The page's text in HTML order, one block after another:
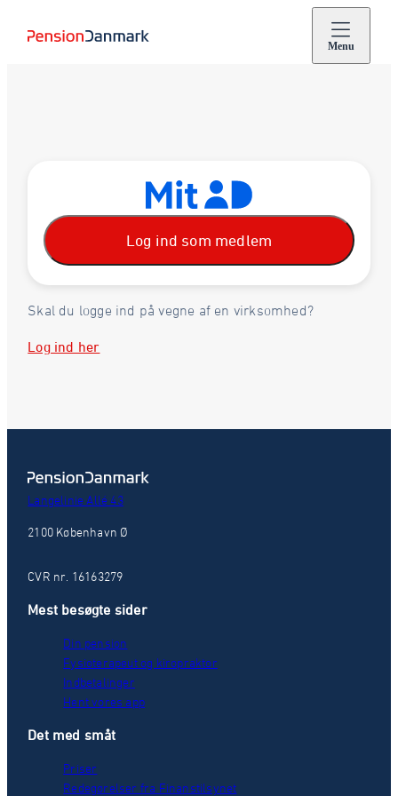
Menu
Log ind som medlem
Skal du logge ind på vegne af en virksomhed?
Log ind her
Langelinie Allé 43
2100 København Ø
CVR nr. 16163279
Mest besøgte sider
Din pension
Fysioterapeut og kiropraktor
Indbetalinger
Hent vores app
Det med småt
Priser
Redegørelser fra Finanstilsynet